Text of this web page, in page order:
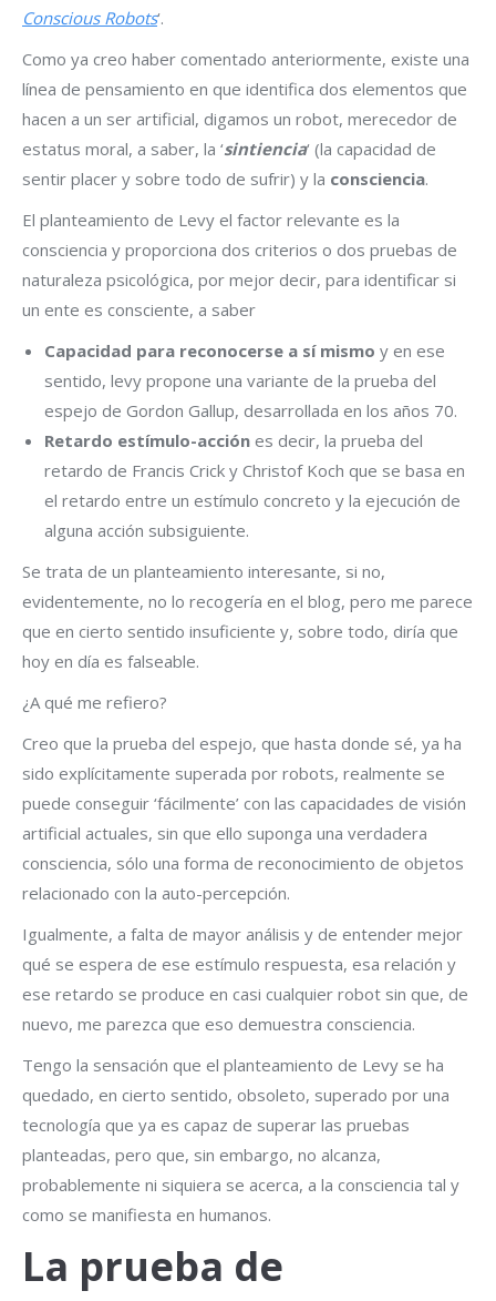
Conscious Robots‘.
Como ya creo haber comentado anteriormente, existe una
línea de pensamiento en que identifica dos elementos que
hacen a un ser artificial, digamos un robot, merecedor de
estatus moral, a saber, la ‘sintiencia‘ (la capacidad de
sentir placer y sobre todo de sufrir) y la consciencia.
El planteamiento de Levy el factor relevante es la
consciencia y proporciona dos criterios o dos pruebas de
naturaleza psicológica, por mejor decir, para identificar si
un ente es consciente, a saber
Capacidad para reconocerse a sí mismo y en ese
sentido, levy propone una variante de la prueba del
espejo de Gordon Gallup, desarrollada en los años 70.
Retardo estímulo-acción es decir, la prueba del
retardo de Francis Crick y Christof Koch que se basa en
el retardo entre un estímulo concreto y la ejecución de
alguna acción subsiguiente.
Se trata de un planteamiento interesante, si no,
evidentemente, no lo recogería en el blog, pero me parece
que en cierto sentido insuficiente y, sobre todo, diría que
hoy en día es falseable.
¿A qué me refiero?
Creo que la prueba del espejo, que hasta donde sé, ya ha
sido explícitamente superada por robots, realmente se
puede conseguir ‘fácilmente’ con las capacidades de visión
artificial actuales, sin que ello suponga una verdadera
consciencia, sólo una forma de reconocimiento de objetos
relacionado con la auto-percepción.
Igualmente, a falta de mayor análisis y de entender mejor
qué se espera de ese estímulo respuesta, esa relación y
ese retardo se produce en casi cualquier robot sin que, de
nuevo, me parezca que eso demuestra consciencia.
Tengo la sensación que el planteamiento de Levy se ha
quedado, en cierto sentido, obsoleto, superado por una
tecnología que ya es capaz de superar las pruebas
planteadas, pero que, sin embargo, no alcanza,
probablemente ni siquiera se acerca, a la consciencia tal y
como se manifiesta en humanos.
La prueba de